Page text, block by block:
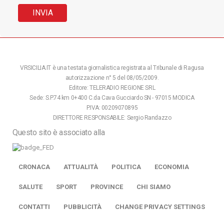
VRSICILIA.IT è una testata giornalistica registrata al Tribunale di Ragusa
autorizzazione n° 5 del 08/05/2009.
Editore: TELERADIO REGIONE SRL
Sede: S.P.74 km 0+400 C.da Cava Gucciardo SN - 97015 MODICA
P.IVA: 00209070895
DIRETTORE RESPONSABILE: Sergio Randazzo
Questo sito è associato alla
CRONACA ATTUALITÀ POLITICA ECONOMIA
SALUTE SPORT PROVINCE CHI SIAMO
CONTATTI PUBBLICITÀ CHANGE PRIVACY SETTINGS